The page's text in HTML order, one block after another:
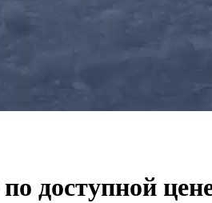
доступной